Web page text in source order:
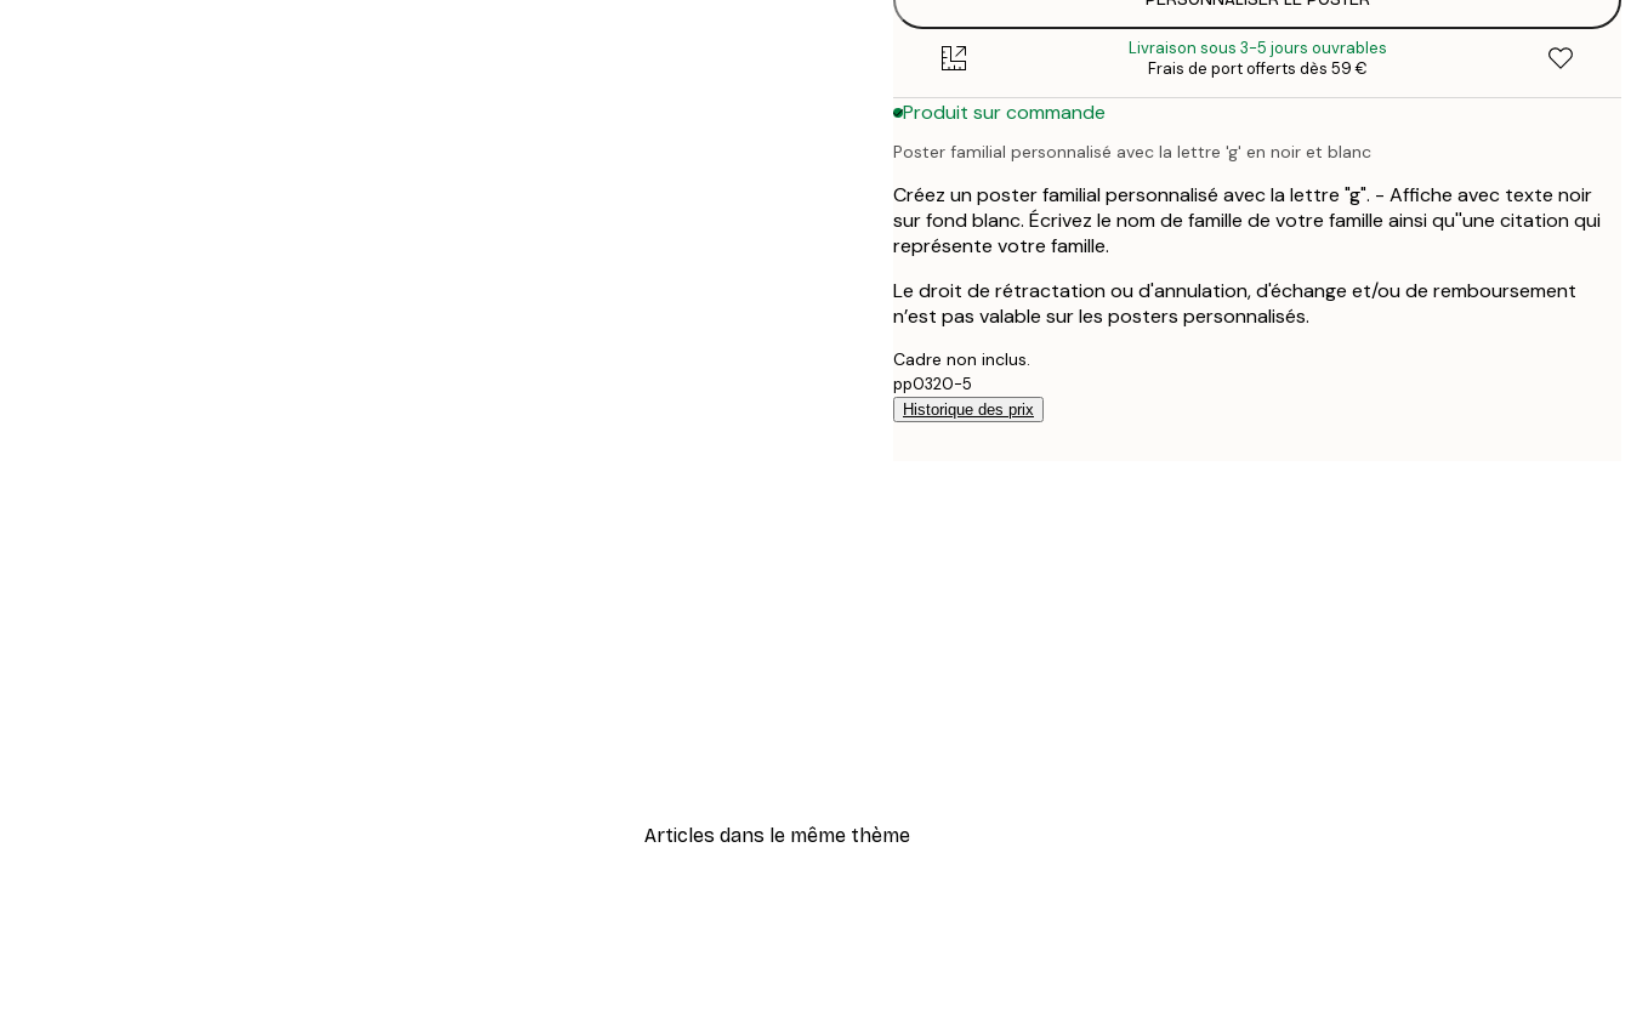
50x70 cm
Livraison sous 3-5 jours ouvrables
Frais de port offerts dès 59 €
Produit sur commande
Poster familial personnalisé avec la lettre 'g' en noir et blanc
Créez un poster familial personnalisé avec la lettre "g". - Affiche avec texte noir
sur fond blanc. Écrivez le nom de famille de votre famille ainsi qu''une citation qui
représente votre famille.
Le droit de rétractation ou d'annulation, d'échange et/ou de remboursement
n’est pas valable sur les posters personnalisés.
Cadre non inclus.
pp0320-5
Historique des prix
Articles dans le même thème